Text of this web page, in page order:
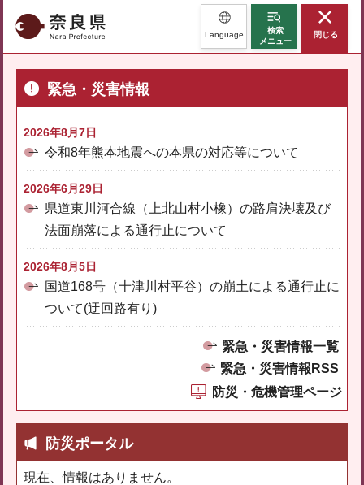
奈良県 Language
検索
メニュー
閉じる
緊急・災害情報
2026年8月7日
令和8年熊本地震への本県の対応等について
2026年6月29日
県道東川河合線（上北山村小橡）の路肩決壊及び
法面崩落による通行止について
2026年8月5日
国道168号（十津川村平谷）の崩土による通行止に
ついて(迂回路有り)
緊急・災害情報一覧
緊急・災害情報RSS
防災・危機管理ページ
防災ポータル
現在、情報はありません。